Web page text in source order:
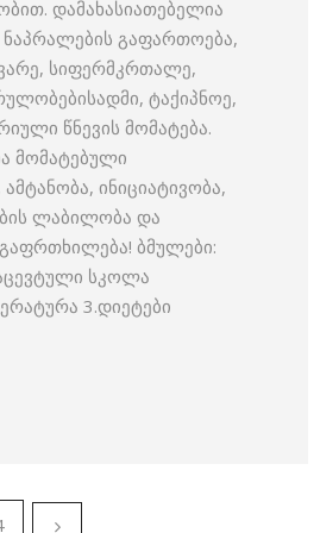
დამახასიათებელია
გაფართოება,
სიფერმკრთალე,
ტაქიპნოე,
წნევის მომატება.
მომატებული
ინიციატივობა,
ლაბილობა და
ბმულები:
სკოლა
3.დიეტები